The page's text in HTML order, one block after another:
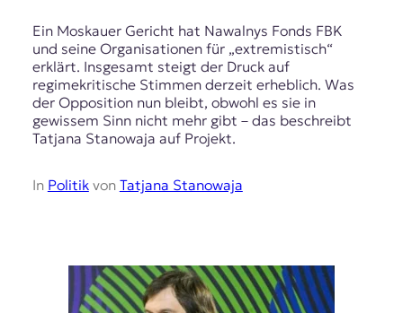
Ein Moskauer Gericht hat Nawalnys Fonds FBK
und seine Organisationen für „extremistisch“
erklärt. Insgesamt steigt der Druck auf
regimekritische Stimmen derzeit erheblich. Was
der Opposition nun bleibt, obwohl es sie in
gewissem Sinn nicht mehr gibt – das beschreibt
Tatjana Stanowaja auf Projekt.
In Politikvon Tatjana Stanowaja